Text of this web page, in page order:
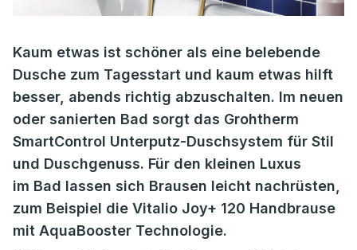
Kaum etwas ist schöner als eine belebende
Dusche zum Tagesstart und kaum etwas hilft
besser, abends richtig abzuschalten. Im neuen
oder sanierten Bad sorgt das Grohtherm
SmartControl Unterputz-Duschsystem für Stil
und Duschgenuss. Für den kleinen Luxus
im Bad lassen sich Brausen leicht nachrüsten,
zum Beispiel die Vitalio Joy+ 120 Handbrause
mit AquaBooster Technologie.